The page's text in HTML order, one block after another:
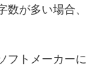
が多い場合、
フトメーカーに